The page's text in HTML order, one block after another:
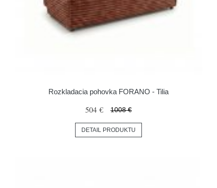
Rozkladacia pohovka FORANO - Tilia
504 € 1008 €
DETAIL PRODUKTU